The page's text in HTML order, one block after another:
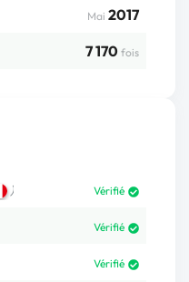
Mai 2017
7 170 fois
) Vérifié
Vérifié
Vérifié